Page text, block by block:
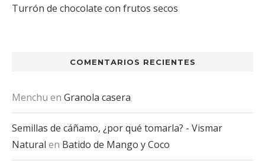
Turrón de chocolate con frutos secos
COMENTARIOS RECIENTES
Menchu en Granola casera
Semillas de cáñamo, ¿por qué tomarla? - Vismar
Natural en Batido de Mango y Coco